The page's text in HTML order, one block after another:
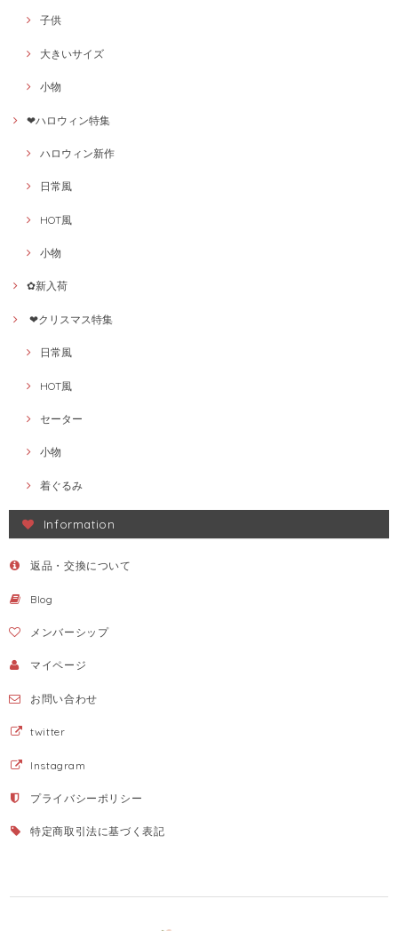
子供
大きいサイズ
小物
❤ハロウィン特集
ハロウィン新作
日常風
HOT風
小物
✿新入荷
❤クリスマス特集
日常風
HOT風
セーター
小物
着ぐるみ
Information
返品・交換について
Blog
メンバーシップ
マイページ
お問い合わせ
twitter
Instagram
プライバシーポリシー
特定商取引法に基づく表記